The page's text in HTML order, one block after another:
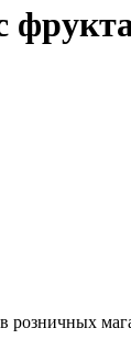
розничных